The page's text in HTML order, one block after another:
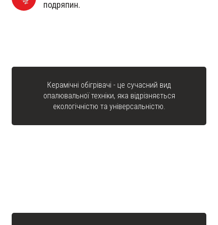
подряпин.
Керамічні обігрівачі - це сучасний вид
опалювальної техніки, яка відрізняється
екологічністю та універсальністю.